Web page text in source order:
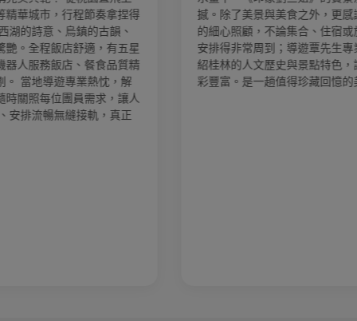
領隊白白一路上
途中的大小事都
又幽默，詳細介
整趟旅程更加精
好旅行！
菜，非常豐富！ 5顆星給公司及公司業務
郭先生有問必答並且回覆超快，真的很棒
500顆星要頒給領隊柏愷，上山下海跟前
事有求必應使命必達，這團平均年齡70幾
是有一位80多歲的長輩，柏愷更是扶上扶